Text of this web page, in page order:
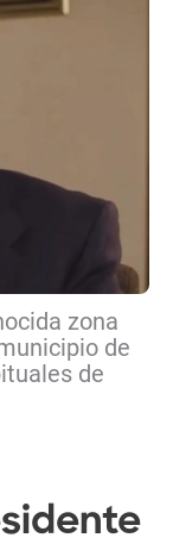
zona
de
de